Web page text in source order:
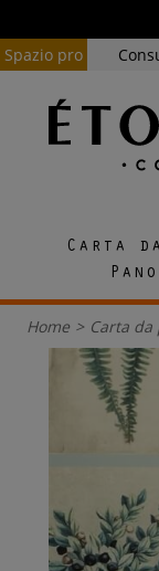
Spazio pro
Carta
Home > Carta